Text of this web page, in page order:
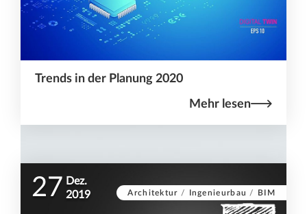
Trends in der Planung 2020
Mehr lesen
Architektur / Ingenieurbau / BIM
27 Dez.
2019